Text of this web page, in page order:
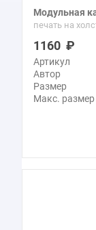
Модульная
печать на
1160
Артикул
Автор
Размер
Макс. размер